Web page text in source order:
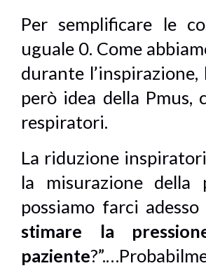
Per semplificare le
uguale 0. Come
durante l’inspirazione,
però idea della Pmus,
respiratori.
La riduzione
la misurazione della
possiamo farci
stimare la
paziente